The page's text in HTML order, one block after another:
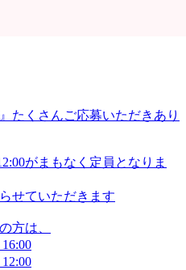
たくさんご応募いただきあり
がまもなく定員となりま
せていただきます
方は、